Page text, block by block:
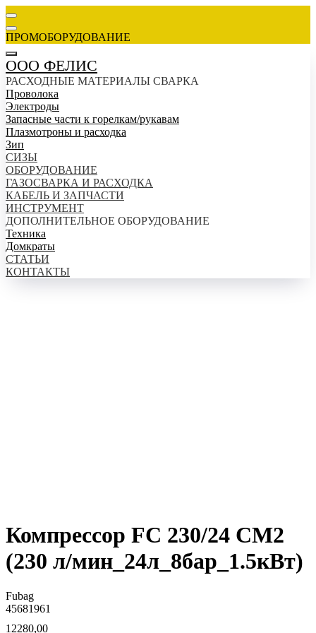
ПРОМОБОРУДОВАНИЕ
ООО ФЕЛИС
РАСХОДНЫЕ МАТЕРИАЛЫ СВАРКА
Проволока
Электроды
Запасные части к горелкам/рукавам
Плазмотроны и расходка
Зип
СИЗЫ
ОБОРУДОВАНИЕ
ГАЗОСВАРКА И РАСХОДКА
КАБЕЛЬ И ЗАПЧАСТИ
ИНСТРУМЕНТ
ДОПОЛНИТЕЛЬНОЕ ОБОРУДОВАНИЕ
Техника
Домкраты
СТАТЬИ
КОНТАКТЫ
Компрессор FС 230/24 CM2
(230 л/мин_24л_8бар_1.5кВт)
Fubag
45681961
12280,00